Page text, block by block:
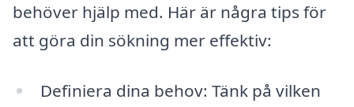
behöver hjälp med. Här är några tips för
att göra din sökning mer effektiv:
Definiera dina behov: Tänk på vilken